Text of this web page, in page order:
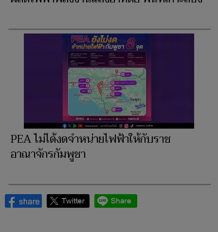
PEA ไม่ได้งดจำหน่ายไฟฟ้าให้กับราช
อาณาจักรกัมพูชา